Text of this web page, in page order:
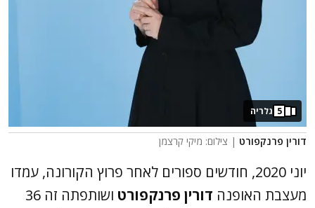
דורין פרנקפורט | צילום: מיקי קרצמן
5 גלריה
יוני 2020, חודשים ספורים לאחר פרוץ הקורונה, עמדו
מעצבת האופנה דורין פרנקפורט
ושותפתה זה 36